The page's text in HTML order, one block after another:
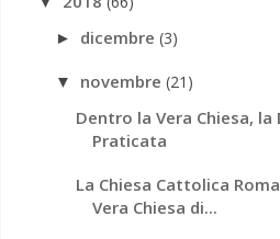
► dicembre(3)
▼ novembre(21)
Dentro la Vera Chiesa, la
Praticata
La Chiesa Cattolica
Vera Chiesa di...